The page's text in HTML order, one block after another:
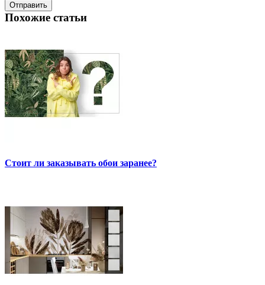
Отправить
Похожие статьи
Стоит ли заказывать обои заранее?